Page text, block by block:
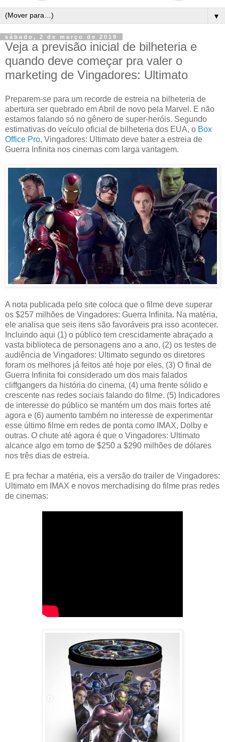
▼
sábado, 2 de março de 2019
Veja a previsão inicial de bilheteria e
quando deve começar pra valer o
marketing de Vingadores: Ultimato
Preparem-se para um recorde de estreia na bilheteria de
abertura ser quebrado em Abril de novo pela Marvel. E não
estamos falando só no gênero de super-heróis. Segundo
estimativas do veículo oficial de bilheteria dos EUA, o Box
Office Pro, Vingadores: Ultimato deve bater a estreia de
Guerra Infinita nos cinemas com larga vantagem.
A nota publicada pelo site coloca que o filme deve superar
os $257 milhões de Vingadores: Guerra Infinita. Na matéria,
ele analisa que seis itens são favoráveis pra isso acontecer.
Incluindo aqui (1) o público tem crescidamente abraçado a
vasta biblioteca de personagens ano a ano, (2) os testes de
audiência de Vingadores: Ultimato segundo os diretores
foram os melhores já feitos até hoje por eles, (3) O final de
Guerra Infinita foi considerado um dos mais falados
cliffgangers da história do cinema, (4) uma frente sólido e
crescente nas redes sociais falando do filme. (5) Indicadores
de interesse do público se mantém um dos mais fortes até
agora e (6) aumento também no interesse de experimentar
esse último filme em redes de ponta como IMAX, Dolby e
outras. O chute até agora é que o Vingadores: Ultimato
alcance algo em torno de $250 a $290 milhões de dólares
nos três dias de estreia.
E pra fechar a matéria, eis a versão do trailer de Vingadores:
Ultimato em IMAX e novos merchadising do filme pras redes
de cinemas: